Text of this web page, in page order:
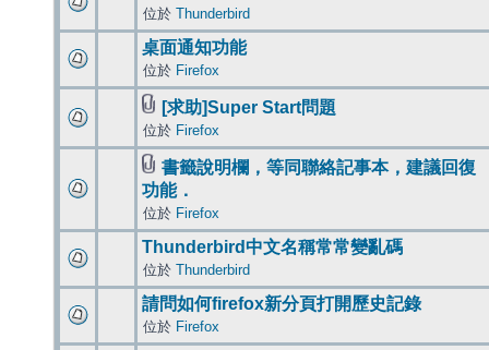
位於 Thunderbird
桌面通知功能
位於 Firefox
[求助]Super Start問題
位於 Firefox
書籤說明欄，等同聯絡記事本，建議回復
功能．
位於 Firefox
Thunderbird中文名稱常常變亂碼
位於 Thunderbird
請問如何firefox新分頁打開歷史記錄
位於 Firefox